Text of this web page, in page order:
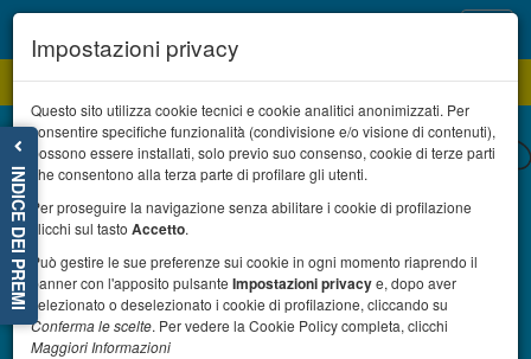
INDICE DEI PREMI
Impostazioni privacy
Questo sito utilizza cookie tecnici e cookie analitici anonimizzati. Per
consentire specifiche funzionalità (condivisione e/o visione di contenuti),
possono essere installati, solo previo suo consenso, cookie di terze parti
che consentono alla terza parte di profilare gli utenti.
Per proseguire la navigazione senza abilitare i cookie di profilazione
clicchi sul tasto Accetto.
Può gestire le sue preferenze sui cookie in ogni momento riaprendo il
banner con l'apposito pulsante Impostazioni privacye, dopo aver
selezionato o deselezionato i cookie di profilazione, cliccando su
Conferma le scelte. Per vedere la Cookie Policy completa, clicchi
Maggiori Informazioni